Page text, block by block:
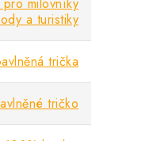
a turistiky
trička
tričko